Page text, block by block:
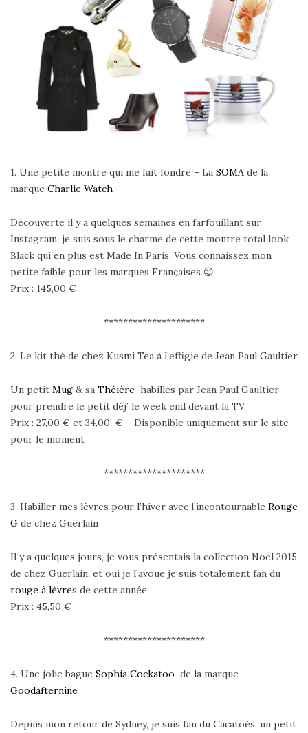
1. Une petite montre qui me fait fondre – La SOMA de la
marque Charlie Watch
Découverte il y a quelques semaines en farfouillant sur
Instagram, je suis sous le charme de cette montre total look
Black qui en plus est Made In Paris. Vous connaissez mon
petite faible pour les marques Françaises 😉
Prix : 145,00 €
*********************
2. Le kit thé de chez Kusmi Tea à l’effigie de Jean Paul Gaultier
Un petit Mug & sa Théière habillés par Jean Paul Gaultier
pour prendre le petit déj’ le week end devant la TV.
Prix : 27,00 € et 34,00 € – Disponible uniquement sur le site
pour le moment
*********************
3. Habiller mes lèvres pour l’hiver avec l’incontournable Rouge
G de chez Guerlain
Il y a quelques jours, je vous présentais la collection Noël 2015
de chez Guerlain, et oui je l’avoue je suis totalement fan du
rouge à lèvres de cette année.
Prix : 45,50 €
*********************
4. Une jolie bague Sophia Cockatoo de la marque
Goodafternine
Depuis mon retour de Sydney, je suis fan du Cacatoès, un petit